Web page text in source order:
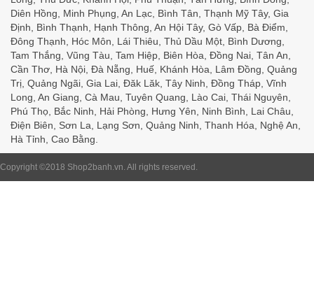
Diên Hồng, Minh Phụng, An Lạc, Bình Tân, Thạnh Mỹ Tây, Gia
Định, Bình Thạnh, Hạnh Thông, An Hội Tây, Gò Vấp, Bà Điểm,
Đông Thạnh, Hóc Môn, Lái Thiêu, Thủ Dầu Một, Bình Dương,
Tam Thắng, Vũng Tàu, Tam Hiệp, Biên Hòa, Đồng Nai, Tân An,
Cần Thơ, Hà Nội, Đà Nẵng, Huế, Khánh Hòa, Lâm Đồng, Quảng
Trị, Quảng Ngãi, Gia Lai, Đăk Lăk, Tây Ninh, Đồng Tháp, Vĩnh
Long, An Giang, Cà Mau, Tuyên Quang, Lào Cai, Thái Nguyên,
Phú Thọ, Bắc Ninh, Hải Phòng, Hưng Yên, Ninh Bình, Lai Châu,
Điện Biên, Sơn La, Lạng Sơn, Quảng Ninh, Thanh Hóa, Nghệ An,
Hà Tỉnh, Cao Bằng.
Copyright ©2018 Shop2banh.vn. All rights reserved.